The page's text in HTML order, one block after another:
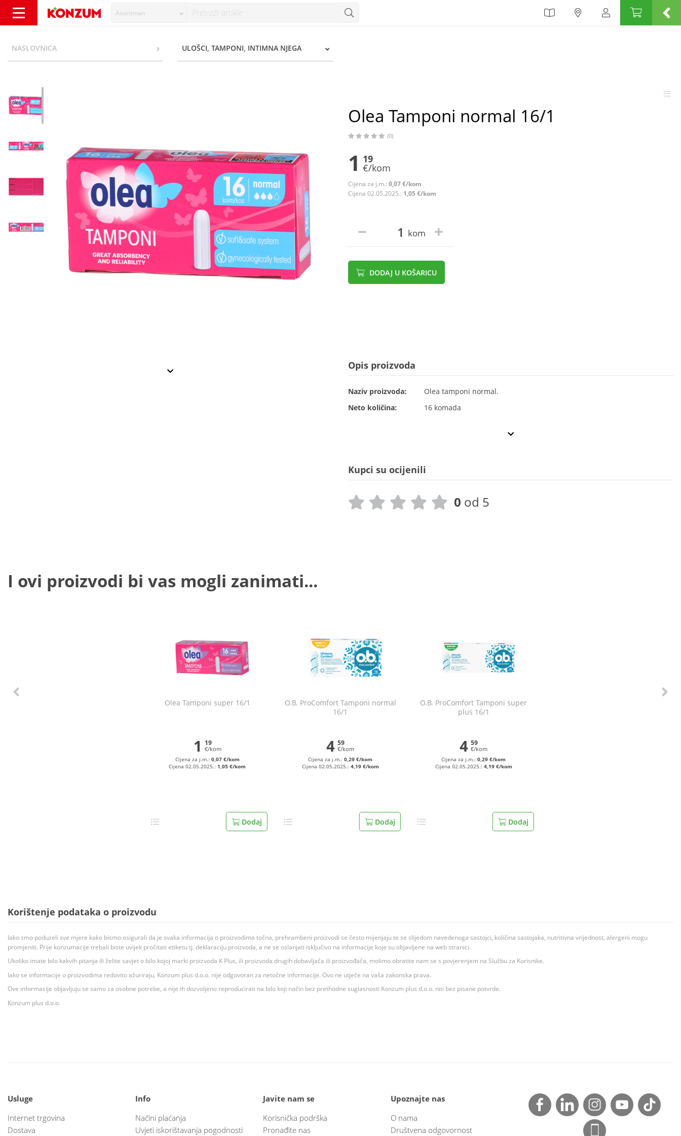
Asortiman
NASLOVNICA ULOŠCI, TAMPONI, INTIMNA NJEGA
Olea Tamponi normal 16/1
(0)
1 19
€/kom
Cijena za j.m.: 0,07 €/kom
Cijena 02.05.2025.: 1,05 €/kom
kom
DODAJ U KOŠARICU
Opis proizvoda
Naziv proizvoda:
Olea tamponi normal.
Neto količina:
16 komada
Kupci su ocijenili
0 od 5
I ovi proizvodi bi vas mogli zanimati...
Olea Tamponi super 16/1
1 19
€/kom
Cijena za j.m.: 0,07 €/kom
Cijena 02.05.2025.:1,05 €/kom
Dodaj
O.B. ProComfort Tamponi normal
16/1
4 59
€/kom
Cijena za j.m.:0,29 €/kom
Cijena 02.05.2025.: 4,19 €/kom
Dodaj
O.B. ProComfort Tamponi super
plus 16/1
4 59
€/kom
Cijena za j.m.:0,29 €/kom
Cijena 02.05.2025.: 4,19 €/kom
Dodaj
Korištenje podataka o proizvodu
Iako smo poduzeli sve mjere kako bismo osigurali da je svaka informacija o proizvodima točna, prehrambeni proizvodi se često mijenjaju te se slijedom navedenoga sastojci, količina sastojaka, nutritivna vrijednost, alergeni mogu
promjeniti. Prije konzumacije trebali biste uvijek pročitati etiketu tj. deklaraciju proizvoda, a ne se oslanjati isključivo na informacije koje su objavljene na web stranici.
Ukoliko imate bilo kakvih pitanja ili želite savjet o bilo kojoj marki proizvoda K Plus, ili proizvoda drugih dobavljača ili proizvođača, molimo obratite nam se s povjerenjem na Službu za Korisnike.
Iako se informacije o proizvodima redovito ažuriraju, Konzum plus d.o.o. nije odgovoran za netočne informacije. Ovo ne utječe na vaša zakonska prava.
Ove informacije objavljuju se samo za osobne potrebe, a nije ih dozvoljeno reproducirati na bilo koji način bez prethodne suglasnosti Konzum plus d.o.o. niti bez pisane potvrde.
Konzum plus d.o.o.
Usluge
Internet trgovina
Dostava
Info
Načini plaćanja
Uvjeti iskorištavanja pogodnosti
Javite nam se
Korisnička podrška
Pronađite nas
Upoznajte nas
O nama
Društvena odgovornost